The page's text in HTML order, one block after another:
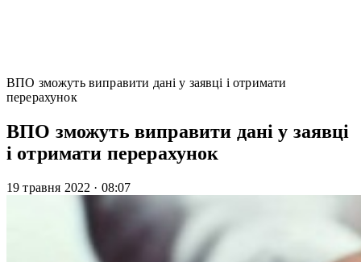
ВПО зможуть виправити дані у заявці і отримати
перерахунок
ВПО зможуть виправити дані у заявці
і отримати перерахунок
19 травня 2022 · 08:07